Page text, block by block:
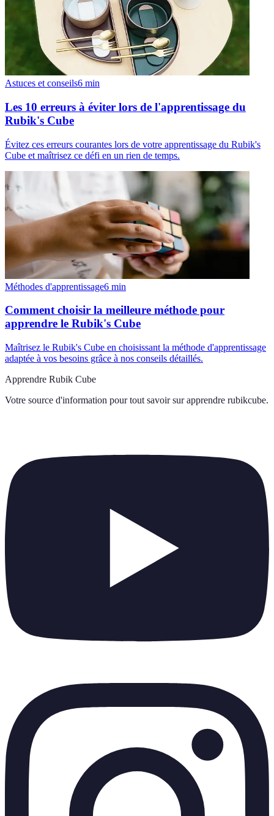
Astuces et conseils6 min
Les 10 erreurs à éviter lors de l'apprentissage du
Rubik's Cube
Évitez ces erreurs courantes lors de votre apprentissage du Rubik's
Cube et maîtrisez ce défi en un rien de temps.
Méthodes d'apprentissage6 min
Comment choisir la meilleure méthode pour
apprendre le Rubik's Cube
Maîtrisez le Rubik's Cube en choisissant la méthode d'apprentissage
adaptée à vos besoins grâce à nos conseils détaillés.
Apprendre Rubik Cube
Votre source d'information pour tout savoir sur apprendre rubikcube.